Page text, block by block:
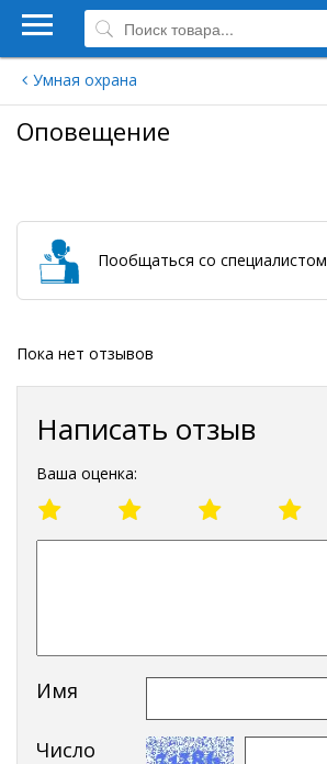
Умная охрана
Оповещение
Пообщаться со специалистом
Пока нет отзывов
Написать отзыв
Ваша оценка:
Имя
Число